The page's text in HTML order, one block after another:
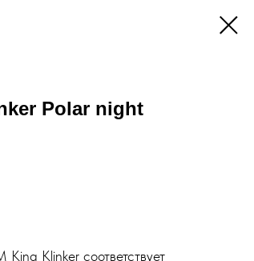
Polar night
Klinker соответствует